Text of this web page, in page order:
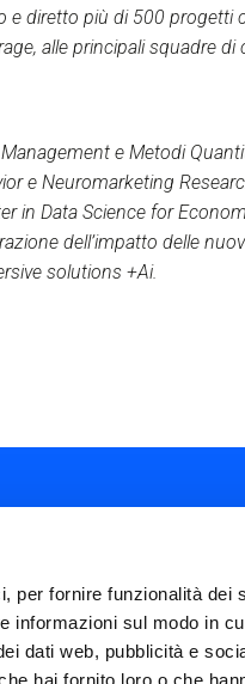
per fornire funzionalità dei
informazioni sul modo in
dati web, pubblicità e
e diretto più di 500 progetti
alle principali squadre di
e Metodi
e Neuromarketing
in Data Science for
dell’impatto delle
solutions +Ai.